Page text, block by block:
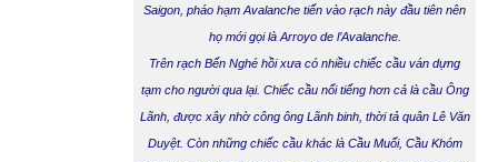
Saigon, pháo hạm Avalanche tiến vào rạch này đầu tiên nên
họ mới gọi là Arroyo de l’Avalanche.
Trên rạch Bến Nghé hồi xưa có nhiều chiếc cầu ván dựng
tạm cho người qua lại. Chiếc cầu nổi tiếng hơn cả là cầu Ông
Lãnh, được xây nhờ công ông Lãnh binh, thời tả quân Lê Văn
Duyệt. Còn những chiếc cầu khác là Cầu Muối, Cầu Khóm